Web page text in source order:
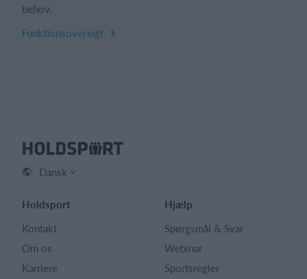
behov.
Funktionsoversigt
Dansk
Holdsport
Kontakt
Om os
Karriere
Hjælp
Spørgsmål & Svar
Webinar
Sportsregler